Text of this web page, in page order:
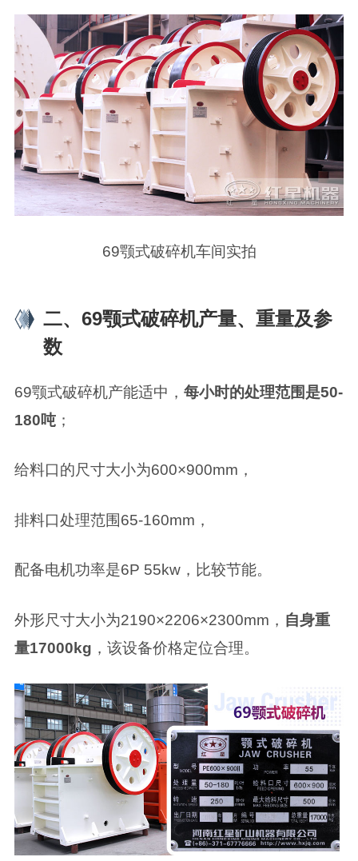
69颚式破碎机车间实拍
二、69颚式破碎机产量、重量及参
数
69颚式破碎机产能适中， 每小时的处理范围是50-
180吨；
给料口的尺寸大小为600×900mm，
排料口处理范围65-160mm，
配备电机功率是6P 55kw，比较节能。
外形尺寸大小为2190×2206×2300mm， 自身重
量17000kg ，该设备价格定位合理。